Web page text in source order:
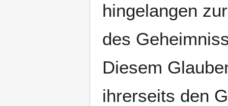
hingelangen
des
Diesem
ihrerseits den